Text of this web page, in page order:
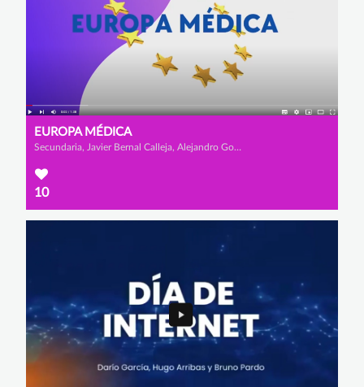
EUROPA MÉDICA
Secundaria, Javier Bernal Calleja, Alejandro González Camarero y Adrián Martín López
10